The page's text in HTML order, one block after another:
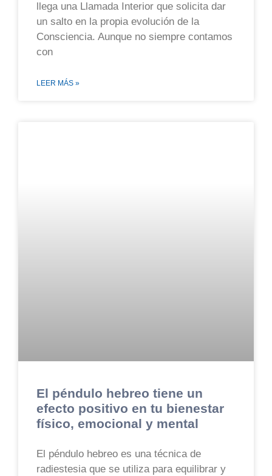
llega una Llamada Interior que solicita dar
un salto en la propia evolución de la
Consciencia. Aunque no siempre contamos
con
LEER MÁS »
El péndulo hebreo tiene un
efecto positivo en tu bienestar
físico, emocional y mental
El péndulo hebreo es una técnica de
radiestesia que se utiliza para equilibrar y